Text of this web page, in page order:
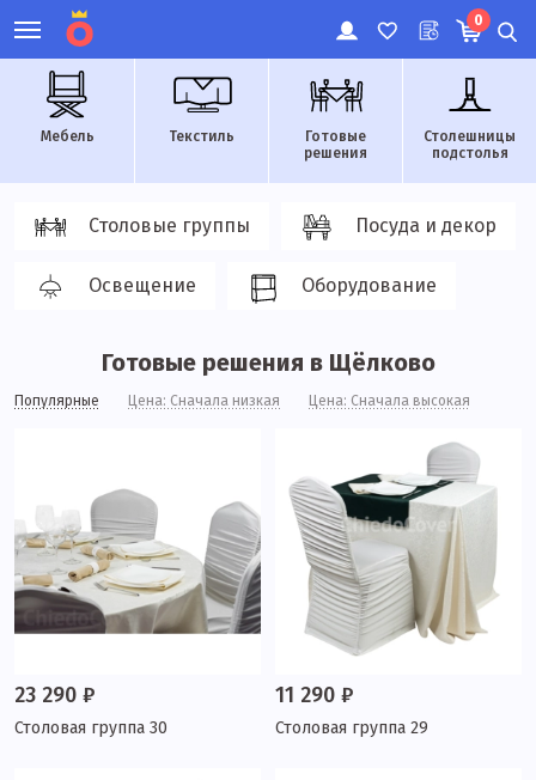
0
Мебель Текстиль
Готовые
решения
Столешницы
подстолья
Столовые группы Посуда и декор
Освещение Оборудование
Готовые решения в Щёлково
Популярные Цена: Сначала низкая Цена: Сначала высокая
23 290 ₽
Столовая группа 30
11 290 ₽
Столовая группа 29